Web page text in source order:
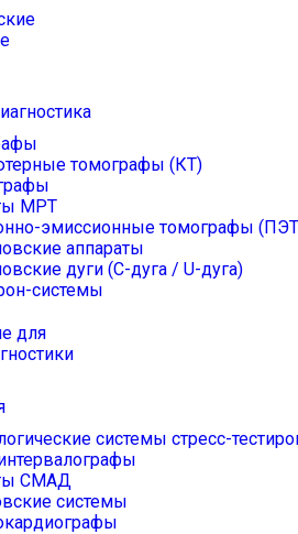
томографы (КТ)
МРТ
эмиссионные томографы
аппараты
дуги (С-дуга / U-дуга)
системы
для
системы стресс-
СМАД
системы